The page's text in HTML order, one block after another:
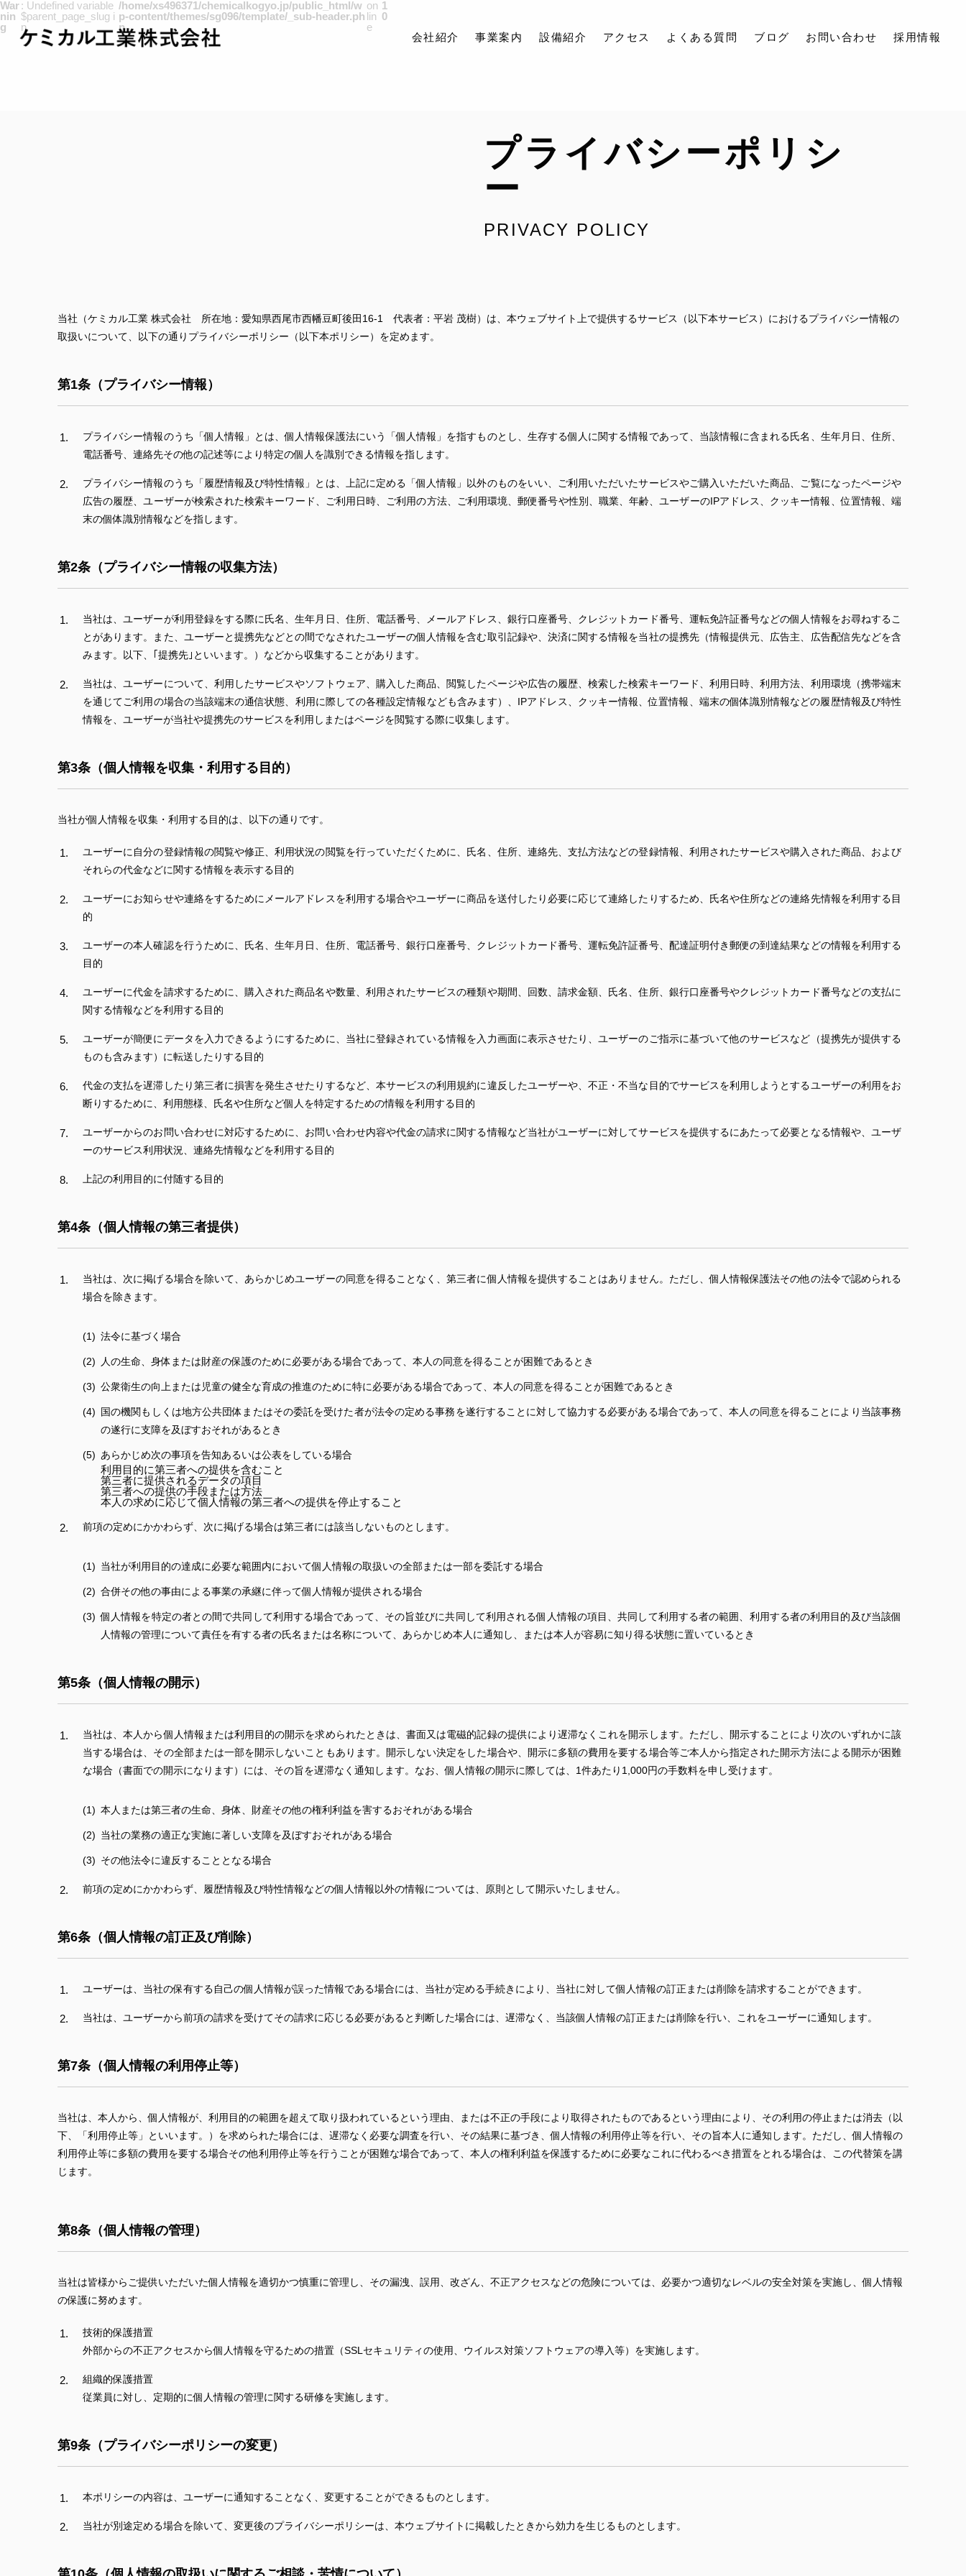
会社紹介 事業案内 設備紹介 アクセス よくある質問 ブログ お問い合わせ 採用情報
事業案内
設備紹介
よくある質問
採用情報
War
nin
g
: Undefined variable
$parent_page_slug i
n
/home/xs496371/chemicalkogyo.jp/public_html/w
p-content/themes/sg096/template/_sub-header.ph
p
on
lin
e
1
0
プライバシーポリシ
ー
PRIVACY POLICY
当社（ケミカル工業 株式会社 所在地：愛知県西尾市西幡豆町後田16-1 代表者：平岩 茂樹）は、本ウェブサイト上で提供するサービス（以下本サービス）におけるプライバシー情報の
取扱いについて、以下の通りプライバシーポリシー（以下本ポリシー）を定めます。
第1条（プライバシー情報）
プライバシー情報のうち「個人情報」とは、個人情報保護法にいう「個人情報」を指すものとし、生存する個人に関する情報であって、当該情報に含まれる氏名、生年月日、住所、
電話番号、連絡先その他の記述等により特定の個人を識別できる情報を指します。
プライバシー情報のうち「履歴情報及び特性情報」とは、上記に定める「個人情報」以外のものをいい、ご利用いただいたサービスやご購入いただいた商品、ご覧になったページや
広告の履歴、ユーザーが検索された検索キーワード、ご利用日時、ご利用の方法、ご利用環境、郵便番号や性別、職業、年齢、ユーザーのIPアドレス、クッキー情報、位置情報、端
末の個体識別情報などを指します。
第2条（プライバシー情報の収集方法）
当社は、ユーザーが利用登録をする際に氏名、生年月日、住所、電話番号、メールアドレス、銀行口座番号、クレジットカード番号、運転免許証番号などの個人情報をお尋ねするこ
とがあります。また、ユーザーと提携先などとの間でなされたユーザーの個人情報を含む取引記録や、決済に関する情報を当社の提携先（情報提供元、広告主、広告配信先などを含
みます。以下、｢提携先｣といいます。）などから収集することがあります。
当社は、ユーザーについて、利用したサービスやソフトウェア、購入した商品、閲覧したページや広告の履歴、検索した検索キーワード、利用日時、利用方法、利用環境（携帯端末
を通じてご利用の場合の当該端末の通信状態、利用に際しての各種設定情報なども含みます）、IPアドレス、クッキー情報、位置情報、端末の個体識別情報などの履歴情報及び特性
情報を、ユーザーが当社や提携先のサービスを利用しまたはページを閲覧する際に収集します。
第3条（個人情報を収集・利用する目的）
当社が個人情報を収集・利用する目的は、以下の通りです。
ユーザーに自分の登録情報の閲覧や修正、利用状況の閲覧を行っていただくために、氏名、住所、連絡先、支払方法などの登録情報、利用されたサービスや購入された商品、および
それらの代金などに関する情報を表示する目的
ユーザーにお知らせや連絡をするためにメールアドレスを利用する場合やユーザーに商品を送付したり必要に応じて連絡したりするため、氏名や住所などの連絡先情報を利用する目
的
ユーザーの本人確認を行うために、氏名、生年月日、住所、電話番号、銀行口座番号、クレジットカード番号、運転免許証番号、配達証明付き郵便の到達結果などの情報を利用する
目的
ユーザーに代金を請求するために、購入された商品名や数量、利用されたサービスの種類や期間、回数、請求金額、氏名、住所、銀行口座番号やクレジットカード番号などの支払に
関する情報などを利用する目的
ユーザーが簡便にデータを入力できるようにするために、当社に登録されている情報を入力画面に表示させたり、ユーザーのご指示に基づいて他のサービスなど（提携先が提供する
ものも含みます）に転送したりする目的
代金の支払を遅滞したり第三者に損害を発生させたりするなど、本サービスの利用規約に違反したユーザーや、不正・不当な目的でサービスを利用しようとするユーザーの利用をお
断りするために、利用態様、氏名や住所など個人を特定するための情報を利用する目的
ユーザーからのお問い合わせに対応するために、お問い合わせ内容や代金の請求に関する情報など当社がユーザーに対してサービスを提供するにあたって必要となる情報や、ユーザ
ーのサービス利用状況、連絡先情報などを利用する目的
上記の利用目的に付随する目的
第4条（個人情報の第三者提供）
当社は、次に掲げる場合を除いて、あらかじめユーザーの同意を得ることなく、第三者に個人情報を提供することはありません。ただし、個人情報保護法その他の法令で認められる
場合を除きます。
法令に基づく場合
人の生命、身体または財産の保護のために必要がある場合であって、本人の同意を得ることが困難であるとき
公衆衛生の向上または児童の健全な育成の推進のために特に必要がある場合であって、本人の同意を得ることが困難であるとき
国の機関もしくは地方公共団体またはその委託を受けた者が法令の定める事務を遂行することに対して協力する必要がある場合であって、本人の同意を得ることにより当該事務
の遂行に支障を及ぼすおそれがあるとき
あらかじめ次の事項を告知あるいは公表をしている場合
利用目的に第三者への提供を含むこと
第三者に提供されるデータの項目
第三者への提供の手段または方法
本人の求めに応じて個人情報の第三者への提供を停止すること
前項の定めにかかわらず、次に掲げる場合は第三者には該当しないものとします。
当社が利用目的の達成に必要な範囲内において個人情報の取扱いの全部または一部を委託する場合
合併その他の事由による事業の承継に伴って個人情報が提供される場合
個人情報を特定の者との間で共同して利用する場合であって、その旨並びに共同して利用される個人情報の項目、共同して利用する者の範囲、利用する者の利用目的及び当該個
人情報の管理について責任を有する者の氏名または名称について、あらかじめ本人に通知し、または本人が容易に知り得る状態に置いているとき
第5条（個人情報の開示）
当社は、本人から個人情報または利用目的の開示を求められたときは、書面又は電磁的記録の提供により遅滞なくこれを開示します。ただし、開示することにより次のいずれかに該
当する場合は、その全部または一部を開示しないこともあります。開示しない決定をした場合や、開示に多額の費用を要する場合等ご本人から指定された開示方法による開示が困難
な場合（書面での開示になります）には、その旨を遅滞なく通知します。なお、個人情報の開示に際しては、1件あたり1,000円の手数料を申し受けます。
本人または第三者の生命、身体、財産その他の権利利益を害するおそれがある場合
当社の業務の適正な実施に著しい支障を及ぼすおそれがある場合
その他法令に違反することとなる場合
前項の定めにかかわらず、履歴情報及び特性情報などの個人情報以外の情報については、原則として開示いたしません。
第6条（個人情報の訂正及び削除）
ユーザーは、当社の保有する自己の個人情報が誤った情報である場合には、当社が定める手続きにより、当社に対して個人情報の訂正または削除を請求することができます。
当社は、ユーザーから前項の請求を受けてその請求に応じる必要があると判断した場合には、遅滞なく、当該個人情報の訂正または削除を行い、これをユーザーに通知します。
第7条（個人情報の利用停止等）
当社は、本人から、個人情報が、利用目的の範囲を超えて取り扱われているという理由、または不正の手段により取得されたものであるという理由により、その利用の停止または消去（以
下、「利用停止等」といいます。）を求められた場合には、遅滞なく必要な調査を行い、その結果に基づき、個人情報の利用停止等を行い、その旨本人に通知します。ただし、個人情報の
利用停止等に多額の費用を要する場合その他利用停止等を行うことが困難な場合であって、本人の権利利益を保護するために必要なこれに代わるべき措置をとれる場合は、この代替策を講
じます。
第8条（個人情報の管理）
当社は皆様からご提供いただいた個人情報を適切かつ慎重に管理し、その漏洩、誤用、改ざん、不正アクセスなどの危険については、必要かつ適切なレベルの安全対策を実施し、個人情報
の保護に努めます。
技術的保護措置
外部からの不正アクセスから個人情報を守るための措置（SSLセキュリティの使用、ウイルス対策ソフトウェアの導入等）を実施します。
組織的保護措置
従業員に対し、定期的に個人情報の管理に関する研修を実施します。
第9条（プライバシーポリシーの変更）
本ポリシーの内容は、ユーザーに通知することなく、変更することができるものとします。
当社が別途定める場合を除いて、変更後のプライバシーポリシーは、本ウェブサイトに掲載したときから効力を生じるものとします。